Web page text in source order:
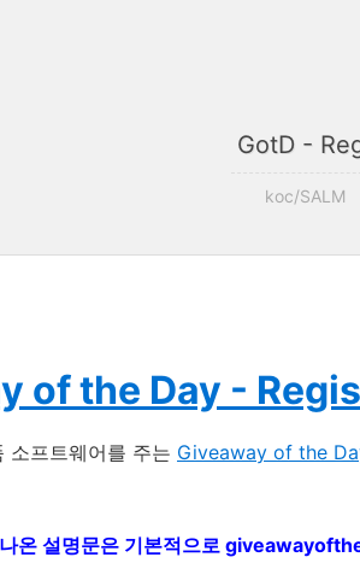
GotD -
koc/SALM
of the Day -
소프트웨어를 주는 Giveaway of the
온 설명문은 기본적으로